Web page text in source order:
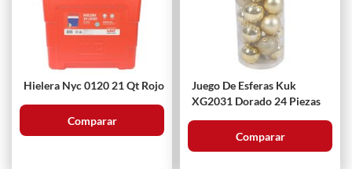
Hielera Nyc 0120 21 Qt Rojo
Comparar
Juego De Esferas Kuk
XG2031 Dorado 24 Piezas
Comparar